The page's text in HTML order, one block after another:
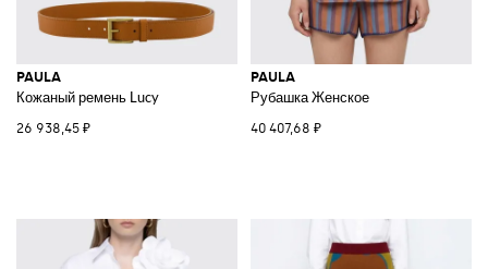
PAULA
Кожаный ремень Lucy
26 938,45 ₽
PAULA
Рубашка Женское
40 407,68 ₽